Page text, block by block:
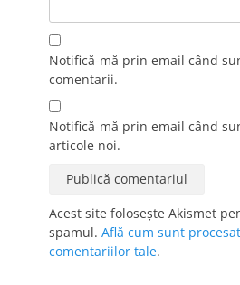
Notifică-mă prin email când
comentarii.
Notifică-mă prin email când
articole noi.
Acest site folosește Akismet
spamul. Află cum sunt
comentariilor tale.